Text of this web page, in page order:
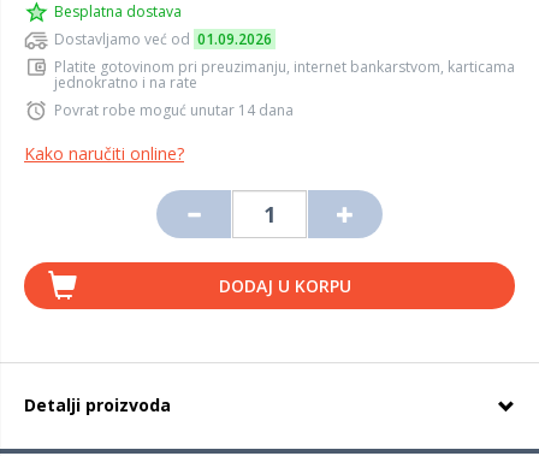
Besplatna dostava
Dostavljamo već od 01.09.2026
Platite gotovinom pri preuzimanju, internet bankarstvom, karticama
jednokratno i na rate
Povrat robe moguć unutar 14 dana
Kako naručiti online?
DODAJ U KORPU
Detalji proizvoda